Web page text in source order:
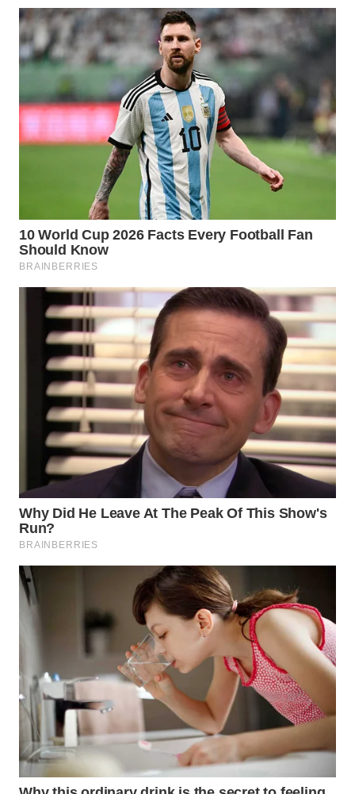
LABUANBAJO
WN
BORNEO
Wahana
Media
Group
WAHANA
TANI
WAHANA
ADVOKAT
WAHANA
INFRASTRUKTUR
WAHANA
KONSUMEN
WAHANA
LISTRIK
WAHANA
TRAVEL
WAHANA
WAHANANEWS
CO ID
WAHANANEWS
NET